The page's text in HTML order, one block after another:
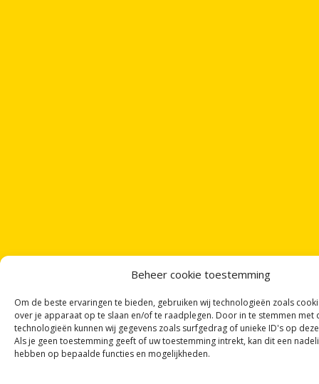
Beheer cookie toestemming
Om de beste ervaringen te bieden, gebruiken wij technologieën zoals
over je apparaat op te slaan en/of te raadplegen. Door in te stemmen met
technologieën kunnen wij gegevens zoals surfgedrag of unieke ID's op
Als je geen toestemming geeft of uw toestemming intrekt, kan dit een
hebben op bepaalde functies en mogelijkheden.